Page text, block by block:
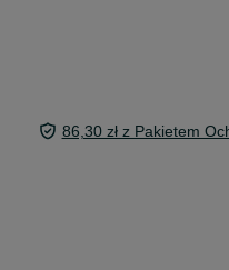
86,30 zł z Pakietem